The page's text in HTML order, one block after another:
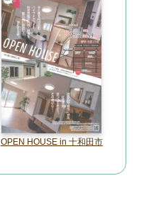
OPEN HOUSE in 十和田市